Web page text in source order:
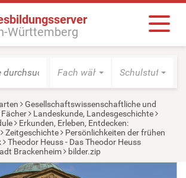
Württemberg
Fach wählen Schulstufe
Gesellschaftswissenschaftliche und
Landeskunde, Landesgeschichte
Erkunden, Erleben, Entdecken:
Zeitgeschichte
Persönlichkeiten der frühen
Theodor Heuss - Das Theodor Heuss
Brackenheim
bilder.zip